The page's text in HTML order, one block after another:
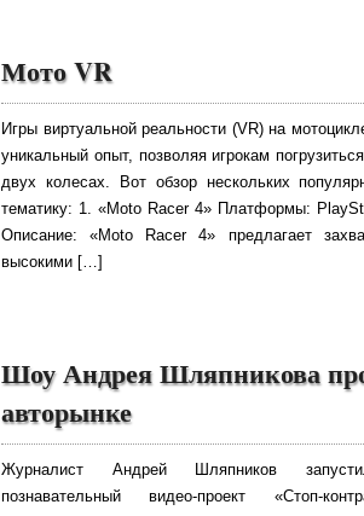
Мото VR
Игры виртуальной реальности (VR) на
уникальный опыт, позволяя игрокам
двух колесах. Вот обзор нескольких
тематику: 1. «Moto Racer 4» Платформы:
Описание: «Moto Racer 4» предлагает
высокими […]
Шоу Андрея Шляпникова
авторынке
Журналист Андрей Шляпников
познавательный видео-проект «Стоп-